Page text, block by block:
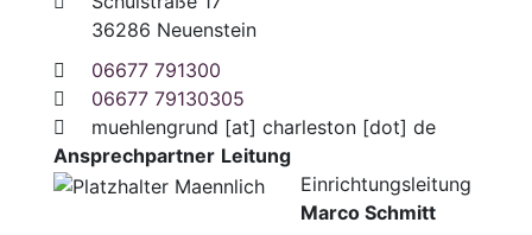
36286 Neuenstein
06677 791300
06677 79130305
muehlengrund [at]charleston [dot] de
Ansprechpartner Leitung
Einrichtungsleitung
Marco Schmitt